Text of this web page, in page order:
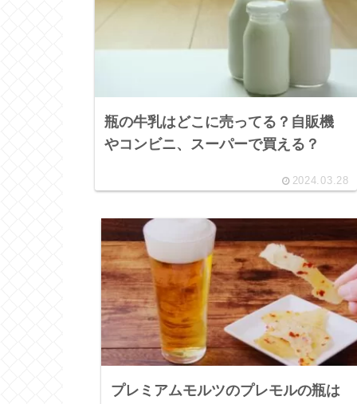
瓶の牛乳はどこに売ってる？自販機
やコンビニ、スーパーで買える？
2024.03.28
プレミアムモルツのプレモルの瓶は